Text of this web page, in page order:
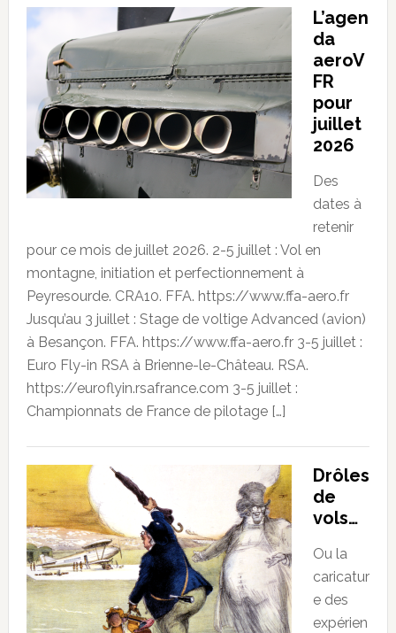
L’agen
da
aeroV
FR
pour
juillet
2026
Des
dates à
retenir
pour ce mois de juillet 2026. 2-5 juillet : Vol en
montagne, initiation et perfectionnement à
Peyresourde. CRA10. FFA. https://www.ffa-aero.fr
Jusqu’au 3 juillet : Stage de voltige Advanced (avion)
à Besançon. FFA. https://www.ffa-aero.fr 3-5 juillet :
Euro Fly-in RSA à Brienne-le-Château. RSA.
https://euroflyin.rsafrance.com 3-5 juillet :
Championnats de France de pilotage […]
Drôles
de
vols…
Ou la
caricatur
e des
expérien